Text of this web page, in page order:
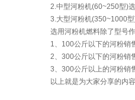
2.中型河粉机(60~250型)选
3.大型河粉机(350~1000型)
选用河粉机燃料除了型号作
1、100公斤以下的河粉销售
2、300公斤以下的河粉销售
3、300公斤以上的河粉销售
以上就是为大家分享的内容